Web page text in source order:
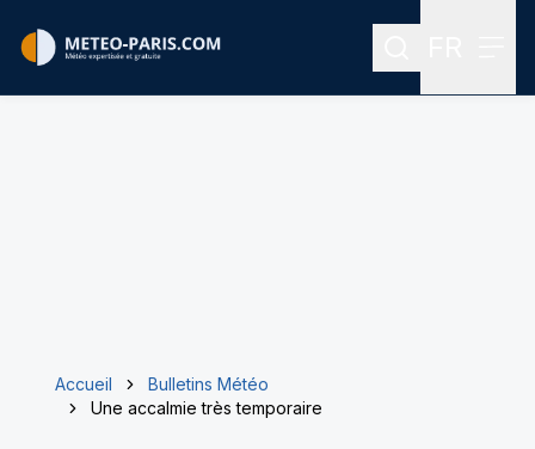
Rechercher
Accueil
Bulletins Météo
Une accalmie très temporaire